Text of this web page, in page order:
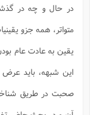
در حال و چه در
متواتر، همه جزو
یقین به عادت عام
این شبهه، باید عرض
صحبت در طریق